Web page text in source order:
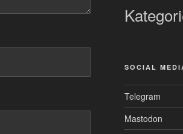
SOCIAL
Telegram
Mastodon